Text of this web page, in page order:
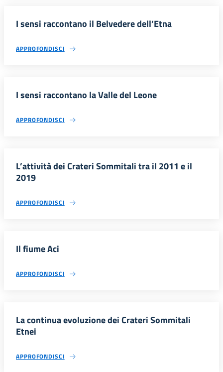
I sensi raccontano il Belvedere dell’Etna
APPROFONDISCI
I sensi raccontano la Valle del Leone
APPROFONDISCI
L’attività dei Crateri Sommitali tra il 2011 e il
2019
APPROFONDISCI
Il fiume Aci
APPROFONDISCI
La continua evoluzione dei Crateri Sommitali
Etnei
APPROFONDISCI